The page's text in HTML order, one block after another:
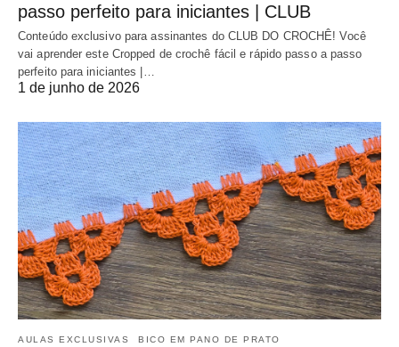
passo perfeito para iniciantes | CLUB
Conteúdo exclusivo para assinantes do CLUB DO CROCHÊ! Você
vai aprender este Cropped de crochê fácil e rápido passo a passo
perfeito para iniciantes |…
1 de junho de 2026
AULAS EXCLUSIVAS BICO EM PANO DE PRATO